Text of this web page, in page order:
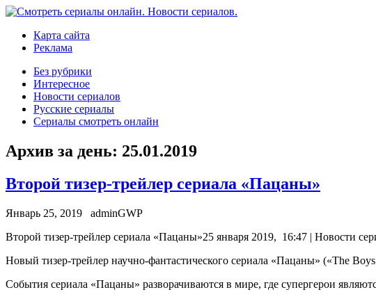
Карта сайта
Реклама
Без рубрики
Интересное
Новости сериалов
Русские сериалы
Сериалы смотреть онлайн
Архив за день: 25.01.2019
Второй тизер-трейлер сериала «Пацаны»
Январь 25, 2019
adminGWP
Втoрoй тизер-трейлер сериала «Пацаны»25 января 2019, 16:47 | Новости
Новый тизер-трейлер научно-фантастического сериала «Пацаны» («The
События сериала «Пацаны» разворачиваются в мире, где супергерои